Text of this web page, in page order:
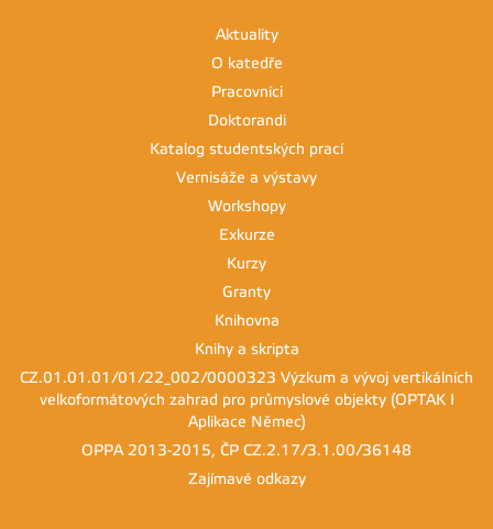
Aktuality
O katedře
Pracovníci
Doktorandi
Katalog studentských prací
Vernisáže a výstavy
Workshopy
Exkurze
Kurzy
Granty
Knihovna
Knihy a skripta
CZ.01.01.01/01/22_002/0000323 Výzkum a vývoj vertikálních
velkoformátových zahrad pro průmyslové objekty (OPTAK I
Aplikace Němec)
OPPA 2013-2015, ČP CZ.2.17/3.1.00/36148
Zajímavé odkazy